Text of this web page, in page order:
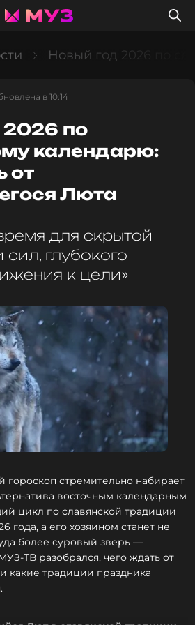
Новый год 2026 по
в 10:14
по
календарю:
от
Люта
для скрытой
глубокого
к цели»
гороскоп стремительно набирает
восточным календарным
цикл по славянской традиции
года, а его хозяином станет не
более суровый зверь —
ТВ разобрался, чего ждать от
какие традиции праздника